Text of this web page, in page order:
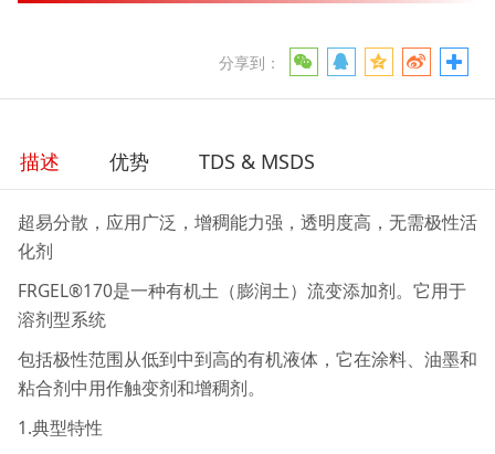
分享到：
描述 优势 TDS & MSDS
超易分散，应用广泛，增稠能力强，透明度高，无需极性活
化剂
FRGEL®170是一种有机土（膨润土）流变添加剂。它用于
溶剂型系统
包括极性范围从低到中到高的有机液体，它在涂料、油墨和
粘合剂中用作触变剂和增稠剂。
1.典型特性